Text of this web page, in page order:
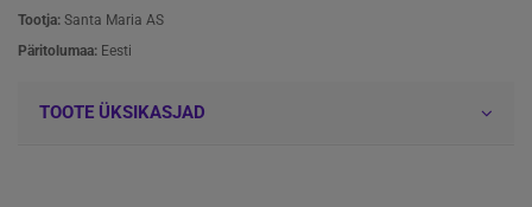
Tootja: Santa Maria AS
Päritolumaa: Eesti
TOOTE ÜKSIKASJAD